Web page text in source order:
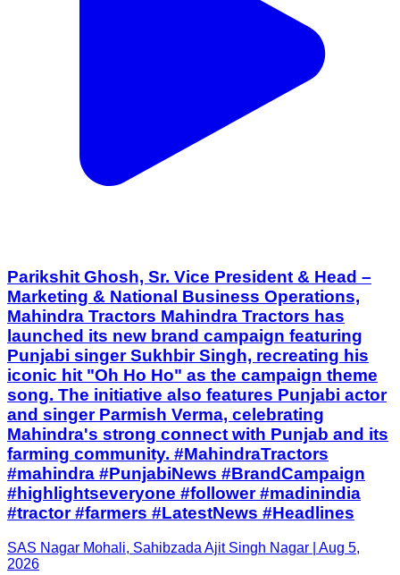
Parikshit Ghosh, Sr. Vice President & Head –
Marketing & National Business Operations,
Mahindra Tractors Mahindra Tractors has
launched its new brand campaign featuring
Punjabi singer Sukhbir Singh, recreating his
iconic hit "Oh Ho Ho" as the campaign theme
song. The initiative also features Punjabi actor
and singer Parmish Verma, celebrating
Mahindra's strong connect with Punjab and its
farming community. #MahindraTractors
#mahindra #PunjabiNews #BrandCampaign
#highlightseveryone #follower #madinindia
#tractor #farmers #LatestNews #Headlines
SAS Nagar Mohali, Sahibzada Ajit Singh Nagar | Aug 5,
2026